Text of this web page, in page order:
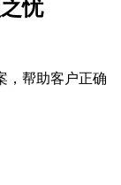
忧
，帮助客户正确